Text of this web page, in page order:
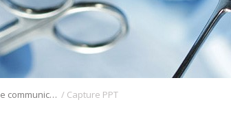
Boîte à outils de communication / Capture PPT